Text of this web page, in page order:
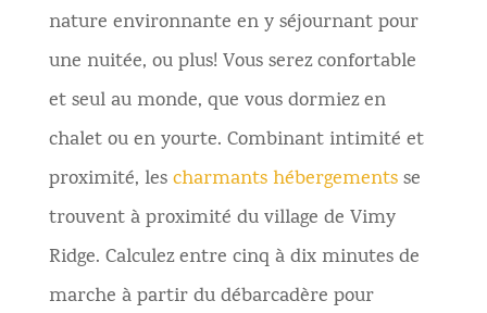
nature environnante en y séjournant pour
une nuitée, ou plus! Vous serez confortable
et seul au monde, que vous dormiez en
chalet ou en yourte. Combinant intimité et
proximité, lescharmants hébergementsse
trouvent à proximité du village de Vimy
Ridge. Calculez entre cinq à dix minutes de
marche à partir du débarcadère pour